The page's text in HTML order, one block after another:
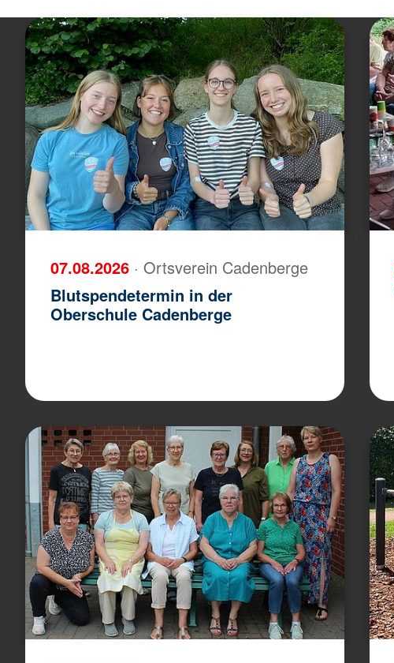
07.08.2026 · Ortsverein Cadenberge
Blutspendetermin in der
Oberschule Cadenberge